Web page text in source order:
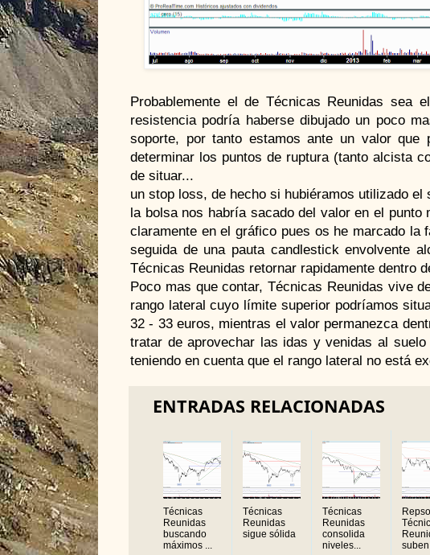
Probablemente el de Técnicas Reunidas sea
resistencia podría haberse dibujado un poco
soporte, por tanto estamos ante un valor que
determinar los puntos de ruptura (tanto alcista
de situar...
un stop loss, de hecho si hubiéramos utilizado
la bolsa nos habría sacado del valor en el punto
claramente en el gráfico pues os he marcado la
seguida de una pauta candlestick envolvente
Técnicas Reunidas retornar rapidamente dentro
Poco mas que contar, Técnicas Reunidas vive
rango lateral cuyo límite superior podríamos
32 - 33 euros, mientras el valor permanezca
tratar de aprovechar las idas y venidas al
teniendo en cuenta que el rango lateral no está
ENTRADAS RELACIONADAS
Técnicas
Reunidas
buscando
máximos ...
Técnicas
Reunidas
sigue sólida
Técnicas
Reunidas
consolida
niveles...